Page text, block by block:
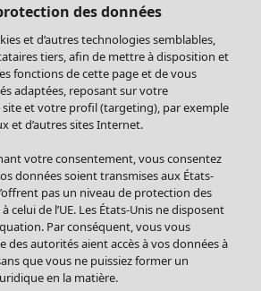
des données
et d’autres technologies semblables,
tiers, afin de mettre à disposition et
fonctions de cette page et de vous
adaptées, reposant sur votre
et votre profil (targeting), par exemple
et d’autres sites Internet.
votre consentement, vous consentez
données soient transmises aux États-
pas un niveau de protection des
celui de l’UE. Les États-Unis ne disposent
Par conséquent, vous vous
des autorités aient accès à vos données à
que vous ne puissiez former un
en la matière.